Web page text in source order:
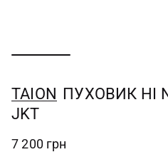
TAION ПУХОВИК HI
JKT
7 200 грн